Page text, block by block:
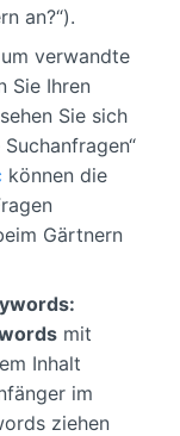
an?“).
verwandte
Sie Ihren
Sie sich
können die
Gärtnern
mit
Inhalt
im
ziehen